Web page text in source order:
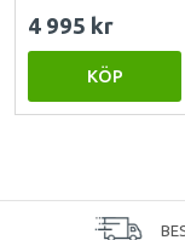
4 995 kr
KÖP